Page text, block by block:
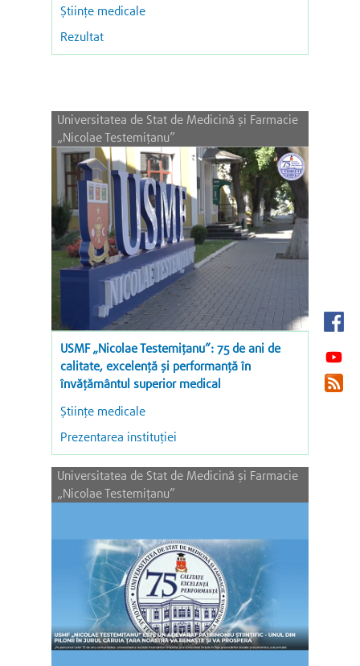
Științe medicale
Rezultat
Universitatea de Stat de Medicină și Farmacie
„Nicolae Testemițanu”
USMF „Nicolae Testemițanu”: 75 de ani de
calitate, excelență și performanță în
învățământul superior medical
Științe medicale
Prezentarea instituției
Universitatea de Stat de Medicină și Farmacie
„Nicolae Testemițanu”